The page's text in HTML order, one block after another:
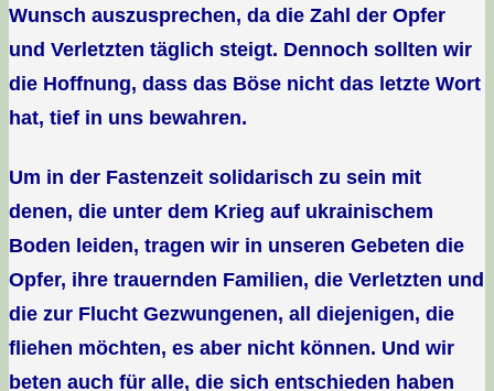
Wunsch auszusprechen, da die Zahl der Opfer
und Verletzten täglich steigt. Dennoch sollten wir
die Hoffnung, dass das Böse nicht das letzte Wort
hat, tief in uns bewahren.
Um in der Fastenzeit solidarisch zu sein mit
denen, die unter dem Krieg auf ukrainischem
Boden leiden, tragen wir in unseren Gebeten die
Opfer, ihre trauernden Familien, die Verletzten und
die zur Flucht Gezwungenen, all diejenigen, die
fliehen möchten, es aber nicht können. Und wir
beten auch für alle, die sich entschieden haben